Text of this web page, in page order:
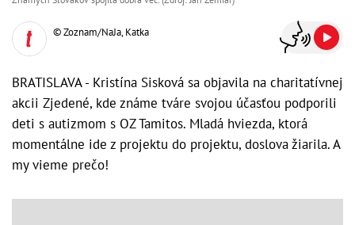
© Zoznam/NaJa, Katka
BRATISLAVA - Kristína Sisková sa objavila na charitatívnej
akcii Zjedené, kde známe tváre svojou účasťou podporili
deti s autizmom s OZ Tamitos. Mladá hviezda, ktorá
momentálne ide z projektu do projektu, doslova žiarila. A
my vieme prečo!